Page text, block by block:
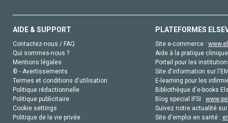
AIDE & SUPPORT
Contactez-nous / FAQ
Qui sommes-nous ?
Mentions légales
© - Avertissements
Termes et conditions d'utilisation
Politique rédactionnelle
Politique publicitaire
Cookie settings
Politique de la vie privée
PLATEFORMES
Site e-commerce :
Aide à la pratique
Portail pour les
Site d'information sur
E-learning pour les
Bibliothèque d'e-books
Blog special IFSI :
Suivez notre actualité
Site d'emploi en santé :